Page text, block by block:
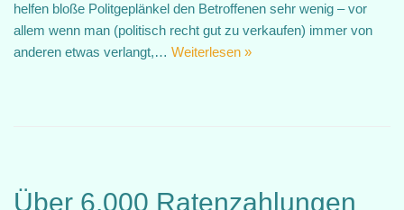
helfen bloße Politgeplänkel den Betroffenen sehr wenig – vor
allem wenn man (politisch recht gut zu verkaufen) immer von
anderen etwas verlangt,… Weiterlesen »
Über 6.000 Ratenzahlungen